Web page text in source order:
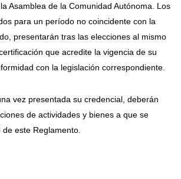
Asamblea de la Comunidad Autónoma. Los
para un período no coincidente con la
presentarán tras las elecciones al mismo
que acredite la vigencia de su
con la legislación correspondiente.
vez presentada su credencial, deberán
de actividades y bienes a que se
este Reglamento.